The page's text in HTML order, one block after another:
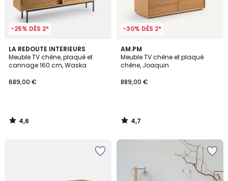
-25% DÈS 2*
LA REDOUTE INTERIEURS
Meuble TV chêne, plaqué et
cannage 160 cm, Waska
689,00 €
4,6
/ 5
4,6
/
-30% DÈS 2*
AM.PM
Meuble TV chêne et plaqué
chêne, Joaquin
889,00 €
4,7
/ 5
4,7
/